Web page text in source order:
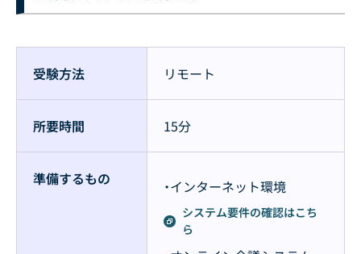
受験方法 リモート
所要時間 15分
準備するもの ・インターネット環境
システム要件の確認はこち
ら